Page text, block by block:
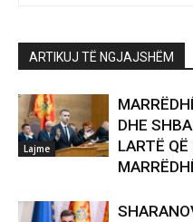
ARTIKUJ TË NGJAJSHËM
Lajme
DHE
LARTË